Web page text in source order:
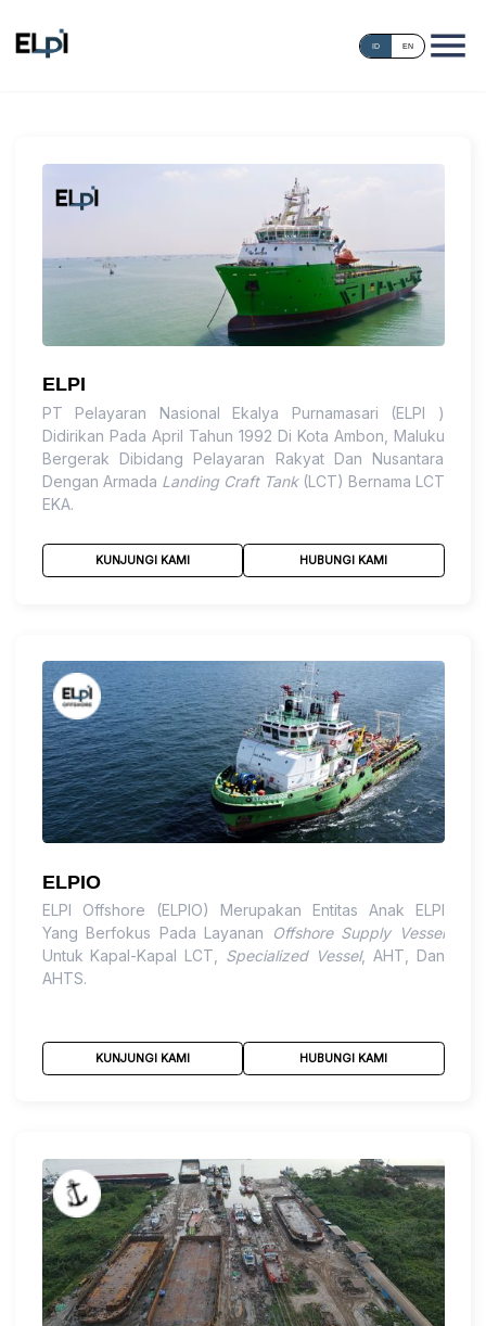
ID EN
ELPI
PT Pelayaran Nasional Ekalya Purnamasari (ELPI )
Didirikan Pada April Tahun 1992 Di Kota Ambon, Maluku
Bergerak Dibidang Pelayaran Rakyat Dan Nusantara
Dengan Armada Landing Craft Tank(LCT) Bernama LCT
EKA.
KUNJUNGI KAMI HUBUNGI KAMI
ELPIO
ELPI Offshore (ELPIO) Merupakan Entitas Anak ELPI
Yang Berfokus Pada Layanan
Offshore Supply Vessel
Untuk Kapal-Kapal LCT, Specialized Vessel, AHT, Dan
AHTS.
KUNJUNGI KAMI HUBUNGI KAMI